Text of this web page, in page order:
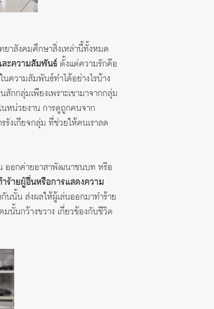
ยาสังคมศึกษาสิ่งเหล่านี้ทั้งหมด
ละความสัมพันธ์ ตั้งแต่ความรักคือ
ความสัมพันธ์ทำได้อย่างไรบ้าง
กกลุ่มเพียงเพราะเขามาจากกลุ่ม
หน่วยงาน การดูถูกคนจาก
งเกียจกลุ่ม ที่ช่วยให้คนเราลด
น ออกค่ายอาสาพัฒนาชนบท หรือ
ำร้ายผู้อื่นหรือการแสดงความ
กันนั้น ส่งผลให้ผู้เล่นออกมาทำร้าย
มนั้นกว้างขวาง เกี่ยวข้องกับชีวิต